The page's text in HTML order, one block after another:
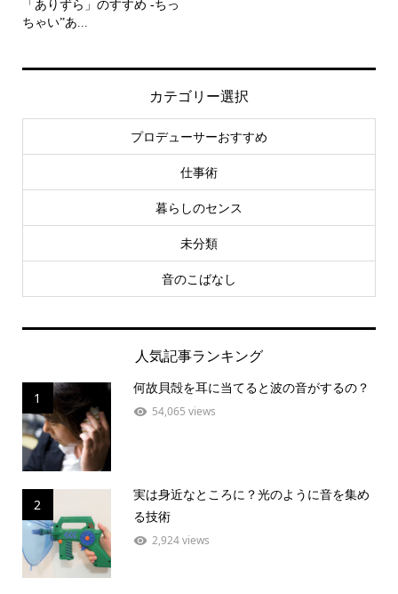
「ありずら」のすすめ -ちっ
ちゃい”あ...
カテゴリー選択
プロデューサーおすすめ
仕事術
暮らしのセンス
未分類
音のこばなし
人気記事ランキング
1
何故貝殻を耳に当てると波の音がするの？
54,065 views
2
実は身近なところに？光のように音を集め
る技術
2,924 views